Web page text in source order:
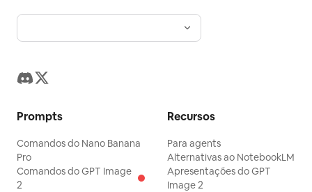
Prompts
Comandos do Nano Banana
Pro
Comandos do GPT Image
2
Recursos
Para agents
Alternativas ao NotebookLM
Apresentações do GPT
Image 2